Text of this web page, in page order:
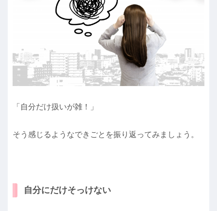
「自分だけ扱いが雑！」
そう感じるようなできごとを振り返ってみましょう。
自分にだけそっけない